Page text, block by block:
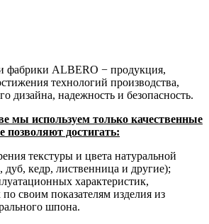
фабрики ALBERO − продукция,
технологий производства,
дизайна, надежность и безопасность.
мы используем только качественные
достигать:
текстуры и цвета натуральной
дуб, кедр, лиственница и другие);
характеристик,
своим показателям изделия из
шпона.